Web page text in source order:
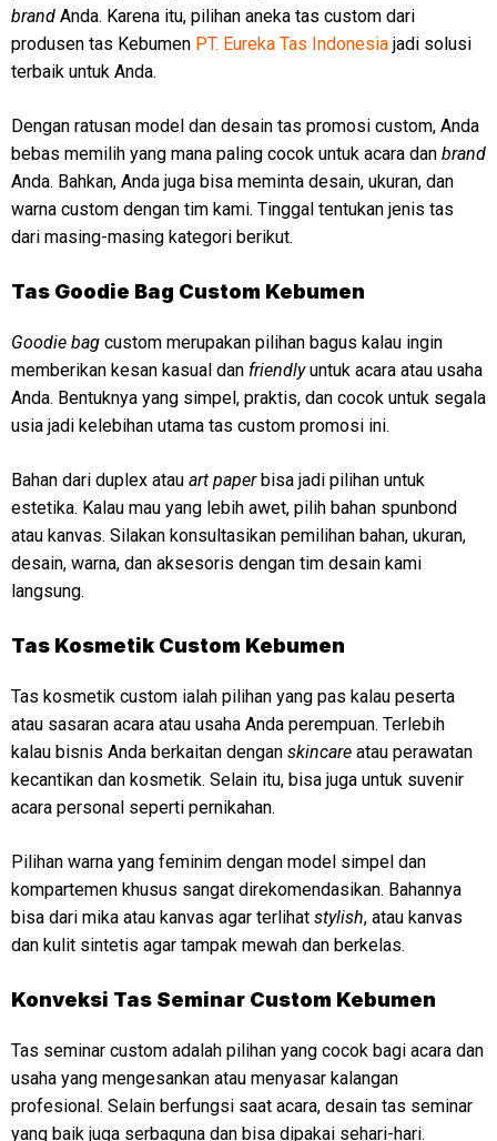
brand Anda. Karena itu, pilihan aneka tas custom dari
produsen tas Kebumen PT. Eureka Tas Indonesia jadi solusi
terbaik untuk Anda.
Dengan ratusan model dan desain tas promosi custom, Anda
bebas memilih yang mana paling cocok untuk acara dan brand
Anda. Bahkan, Anda juga bisa meminta desain, ukuran, dan
warna custom dengan tim kami. Tinggal tentukan jenis tas
dari masing-masing kategori berikut.
Tas Goodie Bag Custom Kebumen
Goodie bag custom merupakan pilihan bagus kalau ingin
memberikan kesan kasual dan friendlyuntuk acara atau usaha
Anda. Bentuknya yang simpel, praktis, dan cocok untuk segala
usia jadi kelebihan utama tas custom promosi ini.
Bahan dari duplex atau art paperbisa jadi pilihan untuk
estetika. Kalau mau yang lebih awet, pilih bahan spunbond
atau kanvas. Silakan konsultasikan pemilihan bahan, ukuran,
desain, warna, dan aksesoris dengan tim desain kami
langsung.
Tas Kosmetik Custom Kebumen
Tas kosmetik custom ialah pilihan yang pas kalau peserta
atau sasaran acara atau usaha Anda perempuan. Terlebih
kalau bisnis Anda berkaitan dengan skincare atau perawatan
kecantikan dan kosmetik. Selain itu, bisa juga untuk suvenir
acara personal seperti pernikahan.
Pilihan warna yang feminim dengan model simpel dan
kompartemen khusus sangat direkomendasikan. Bahannya
bisa dari mika atau kanvas agar terlihat stylish, atau kanvas
dan kulit sintetis agar tampak mewah dan berkelas.
Konveksi Tas Seminar Custom Kebumen
Tas seminar custom adalah pilihan yang cocok bagi acara dan
usaha yang mengesankan atau menyasar kalangan
profesional. Selain berfungsi saat acara, desain tas seminar
yang baik juga serbaguna dan bisa dipakai sehari-hari.